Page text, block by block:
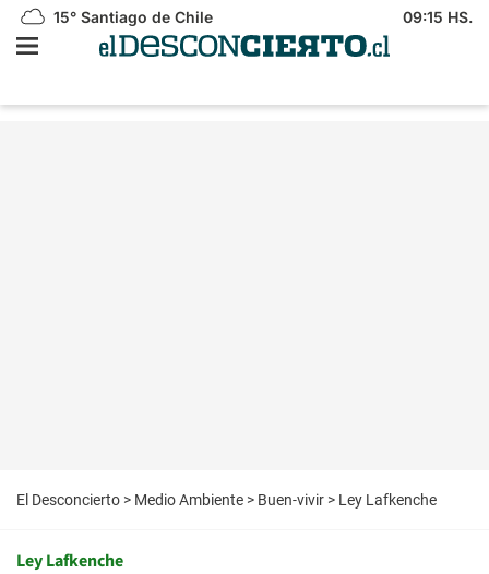
15° Santiago de Chile 09:15 HS.
El Desconcierto > Medio Ambiente > Buen-vivir > Ley Lafkenche
Ley Lafkenche